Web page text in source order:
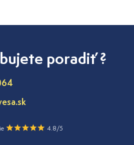
poradiť ?
4.8/5